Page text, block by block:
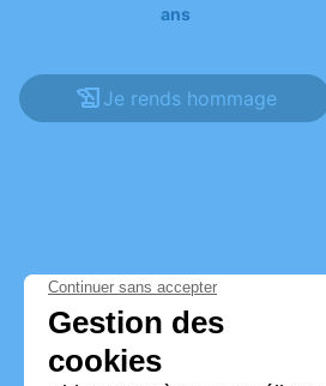
ans
Je rends hommage